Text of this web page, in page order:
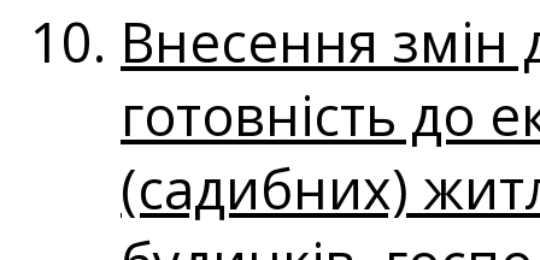
Внесення змін
готовність до
(садибних)